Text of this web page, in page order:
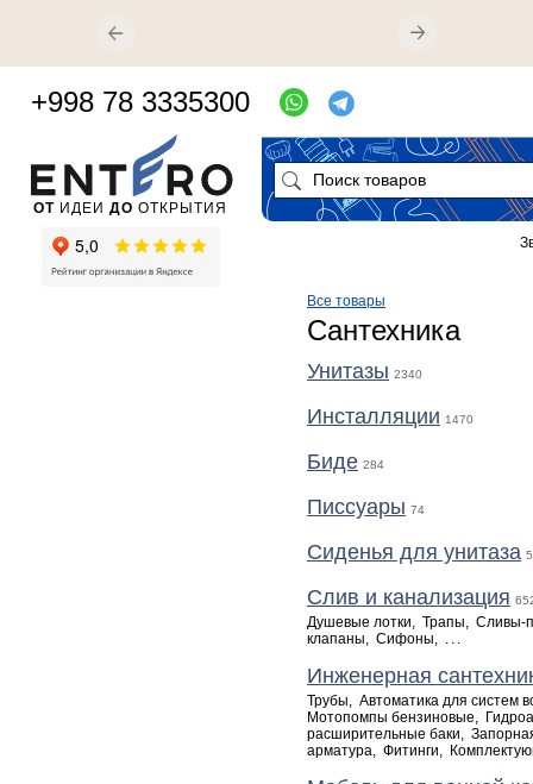
Все товары
Сантехника
Унитазы 2340
Инсталляции 1470
Биде 284
Писсуары 74
Сиденья для унитаза
Слив и канализация
Душевые лотки, Трапы, Сливы-
клапаны, Сифоны, ...
Инженерная
Трубы, Автоматика для систем
Мотопомпы бензиновые,
расширительные баки,
арматура, Фитинги,
ОТ ИДЕИ ДО ОТКРЫТИЯ
+998 78 3335300